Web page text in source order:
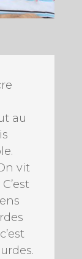
au
vit